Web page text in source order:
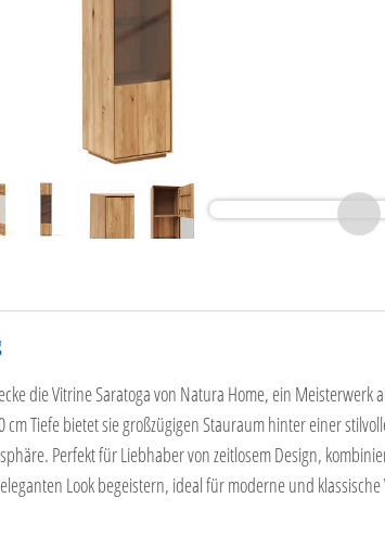
die Vitrine Saratoga von Natura Home, ein
cm Tiefe bietet sie großzügigen Stauraum hinter einer
Perfekt für Liebhaber von zeitlosem Design,
Look begeistern, ideal für moderne und